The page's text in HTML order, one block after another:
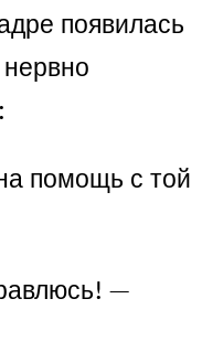
появилась
помощь с той
—